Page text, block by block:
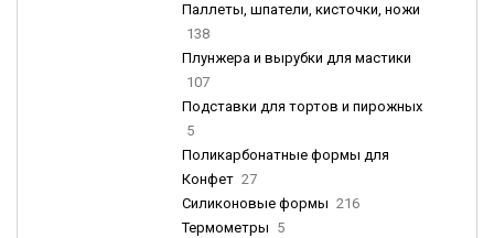
Паллеты, шпатели, кисточки, ножи
138
Плунжера и вырубки для мастики
107
Подставки для тортов и пирожных
5
Поликарбонатные формы для
Конфет 27
Силиконовые формы 216
Термометры 5